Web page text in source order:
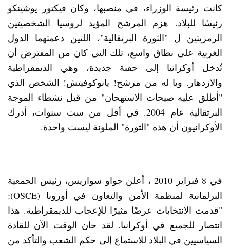
كانت رئيسة الوزراء، في منصبها، وكان فيكتور يوشينكو
رئيسًا للبلاد. هزم المرشح المؤيد لروسيا الشخصيتين
الرمزيتين ل "الثورة البرتقالية"، اللتين دعمتهما الدول
الغربية على نطاق واسع، تلك التي كان من المفترض أن
تُدخل أوكرانيا إلى حقبة جديدة، وهي الديمقراطية
والازدهار. ويا له من مرشح! يانوكوفيتش! الشخص الذي
"أطلق عليه صيحات الاستهجان" من قبل نشطاء الموجة
البرتقالية عام 2004. في أقل من ست سنوات، أدرك
الأوكرانيون أن هذه "الثورة" الملونة ليست واحدة.
في 8 فبراير 2010 ، أعلن جواو سواريس، رئيس الجمعية
البرلمانية لمنظمة الأمن والتعاون في أوروبا (OSCE):
"قدمت الانتخابات عرضًا مثيرًا للإعجاب للديمقراطية. هذا
انتصار للجميع في أوكرانيا. لقد حان الوقت الآن للقادة
السياسيين في البلاد للاستماع إلى حكم الشعب والتأكد من